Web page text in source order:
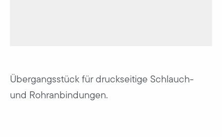
Übergangsstück für druckseitige Schlauch-
und Rohranbindungen.